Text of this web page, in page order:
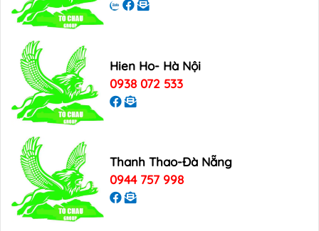
Hien Ho- Hà Nội
0938 072 533
Thanh Thao-Đà Nẵng
0944 757 998